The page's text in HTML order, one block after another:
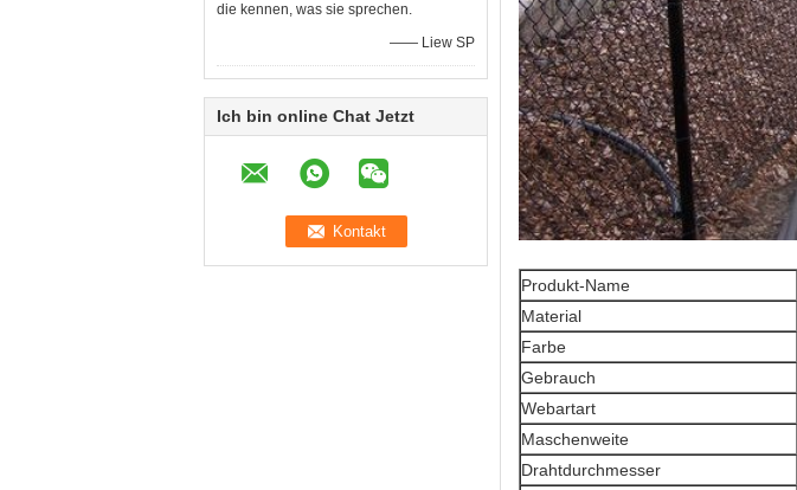
die kennen, was sie sprechen.
—— Liew SP
Ich bin online Chat Jetzt
Produkt-Name
Material
Farbe
Gebrauch
Webartart
Maschenweite
Drahtdurchmesser